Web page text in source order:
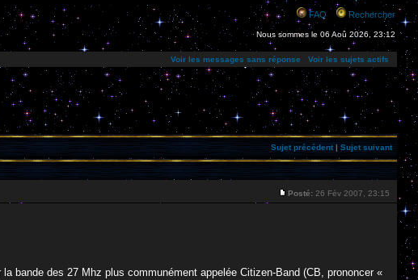
FAQ Rechercher
Nous sommes le 06 Aoû 2026, 23:12
Voir les messages sans réponse Voir les sujets actifs
Sujet précédent| Sujet suivant
Posté: 26 Fév 2007, 23:15
bande des 27 Mhz plus communément appelée Citizen-Band (CB, prononcer «